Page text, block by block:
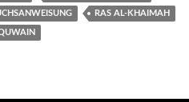
RAS AL-KHAIMAH